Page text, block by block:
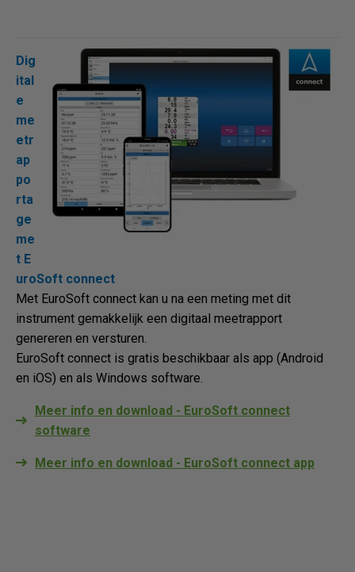
Dig
ital
e
me
etr
ap
po
rta
ge
me
t E
uroSoft connect
Met EuroSoft connect kan u na een meting met dit
instrument gemakkelijk een digitaal meetrapport
genereren en versturen.
EuroSoft connect is gratis beschikbaar als app (Android
en iOS) en als Windows software.
Meer info en download - EuroSoft connect
software
Meer info en download - EuroSoft connect app